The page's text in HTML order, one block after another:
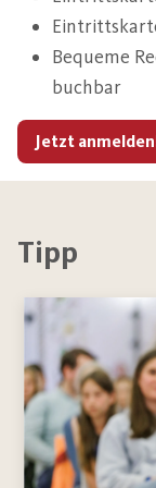
Bequeme
buchbar
Jetzt
Tipp